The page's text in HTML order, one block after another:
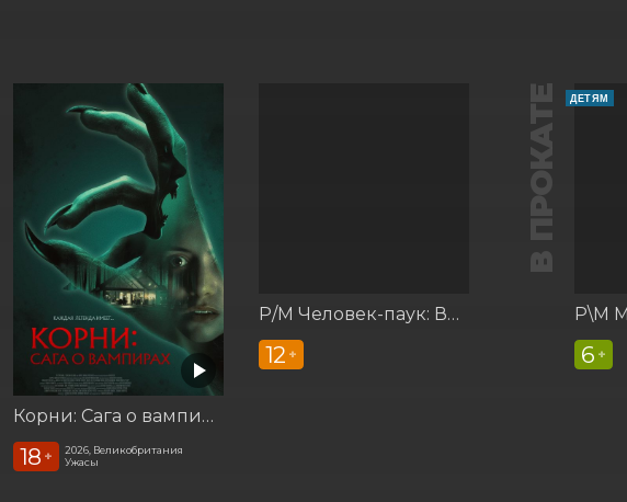
Корни: Сага о вампирах
18 +
2026, Великобритания
Ужасы
Р/М Человек-паук: Вдали от дома
12 +
В ПРОКАТЕ ДЕТЯМ
6 +